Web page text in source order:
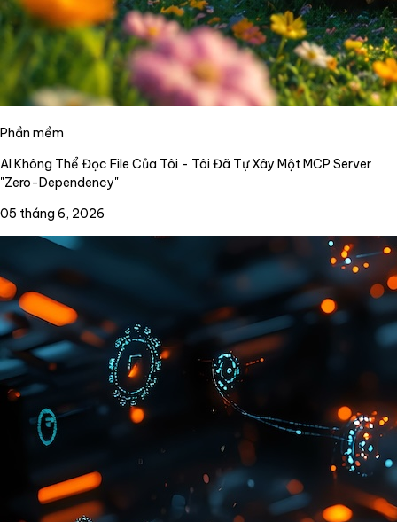
Phần mềm
AI Không Thể Đọc File Của Tôi - Tôi Đã Tự Xây Một MCP Server
"Zero-Dependency"
05 tháng 6, 2026